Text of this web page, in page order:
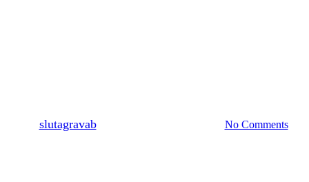
slutagravab2 oktober, 2020 No Comments